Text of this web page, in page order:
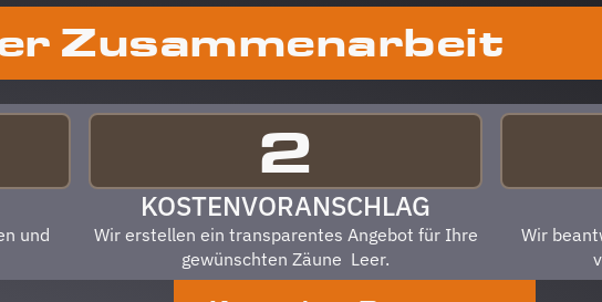
Zusammenarbeit
und
2
KOSTENVORANSCHLAG
Wir erstellen ein transparentes Angebot für Ihre
gewünschten Zäune Leer.
Wir